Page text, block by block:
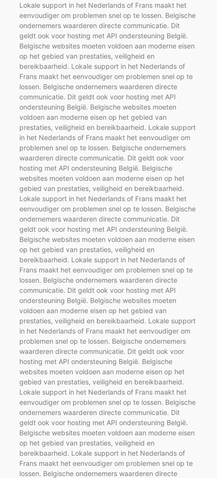
Lokale support in het Nederlands of Frans maakt het
eenvoudiger om problemen snel op te lossen. Belgische
ondernemers waarderen directe communicatie. Dit
geldt ook voor hosting met API ondersteuning België.
Belgische websites moeten voldoen aan moderne eisen
op het gebied van prestaties, veiligheid en
bereikbaarheid. Lokale support in het Nederlands of
Frans maakt het eenvoudiger om problemen snel op te
lossen. Belgische ondernemers waarderen directe
communicatie. Dit geldt ook voor hosting met API
ondersteuning België. Belgische websites moeten
voldoen aan moderne eisen op het gebied van
prestaties, veiligheid en bereikbaarheid. Lokale support
in het Nederlands of Frans maakt het eenvoudiger om
problemen snel op te lossen. Belgische ondernemers
waarderen directe communicatie. Dit geldt ook voor
hosting met API ondersteuning België. Belgische
websites moeten voldoen aan moderne eisen op het
gebied van prestaties, veiligheid en bereikbaarheid.
Lokale support in het Nederlands of Frans maakt het
eenvoudiger om problemen snel op te lossen. Belgische
ondernemers waarderen directe communicatie. Dit
geldt ook voor hosting met API ondersteuning België.
Belgische websites moeten voldoen aan moderne eisen
op het gebied van prestaties, veiligheid en
bereikbaarheid. Lokale support in het Nederlands of
Frans maakt het eenvoudiger om problemen snel op te
lossen. Belgische ondernemers waarderen directe
communicatie. Dit geldt ook voor hosting met API
ondersteuning België. Belgische websites moeten
voldoen aan moderne eisen op het gebied van
prestaties, veiligheid en bereikbaarheid. Lokale support
in het Nederlands of Frans maakt het eenvoudiger om
problemen snel op te lossen. Belgische ondernemers
waarderen directe communicatie. Dit geldt ook voor
hosting met API ondersteuning België. Belgische
websites moeten voldoen aan moderne eisen op het
gebied van prestaties, veiligheid en bereikbaarheid.
Lokale support in het Nederlands of Frans maakt het
eenvoudiger om problemen snel op te lossen. Belgische
ondernemers waarderen directe communicatie. Dit
geldt ook voor hosting met API ondersteuning België.
Belgische websites moeten voldoen aan moderne eisen
op het gebied van prestaties, veiligheid en
bereikbaarheid. Lokale support in het Nederlands of
Frans maakt het eenvoudiger om problemen snel op te
lossen. Belgische ondernemers waarderen directe